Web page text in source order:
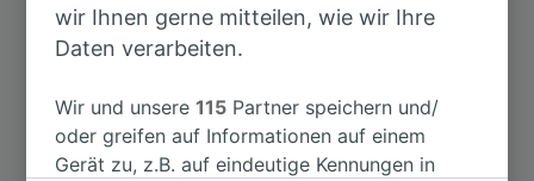
Nach Sigmaringen 1h 28min
Nach Esslingen (Neckar) 53min
wir Ihnen gerne mitteilen, wie wir Ihre
Daten verarbeiten.
Wir und unsere115 Partner speichern und/
oder greifen auf Informationen auf einem
Gerät zu, z.B. auf eindeutige Kennungen in